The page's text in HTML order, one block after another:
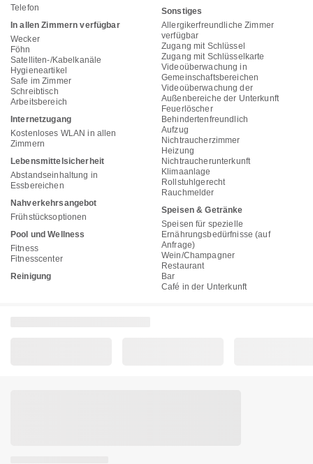
Telefon
In allen Zimmern verfügbar
Wecker
Föhn
Satelliten-/Kabelkanäle
Hygieneartikel
Safe im Zimmer
Schreibtisch
Arbeitsbereich
Internetzugang
Kostenloses WLAN in allen
Zimmern
Lebensmittelsicherheit
Abstandseinhaltung in
Essbereichen
Nahverkehrsangebot
Frühstücksoptionen
Pool und Wellness
Fitness
Fitnesscenter
Reinigung
Sonstiges
Allergikerfreundliche Zimmer
verfügbar
Zugang mit Schlüssel
Zugang mit Schlüsselkarte
Videoüberwachung in
Gemeinschaftsbereichen
Videoüberwachung der
Außenbereiche der Unterkunft
Feuerlöscher
Behindertenfreundlich
Aufzug
Nichtraucherzimmer
Heizung
Nichtraucherunterkunft
Klimaanlage
Rollstuhlgerecht
Rauchmelder
Speisen & Getränke
Speisen für spezielle
Ernährungsbedürfnisse (auf
Anfrage)
Wein/Champagner
Restaurant
Bar
Café in der Unterkunft